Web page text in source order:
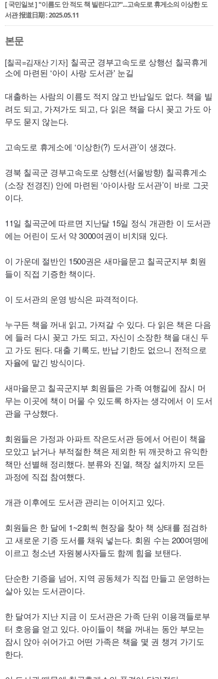
[ 국민일보 ] "이름도 안 적도 책 빌린다고?"...고속도로 휴게소의 이상한 도
서관报道日期 : 2025.05.11
본문
[칠곡=김재산 기자] 칠곡군 경부고속도로 상행선 칠곡휴게
소에 마련된 ‘아이 사랑 도서관’ 눈길
대출하는 사람의 이름도 적지 않고 반납일도 없다. 책을 빌
려도 되고, 가져가도 되고, 다 읽은 책을 다시 꽂고 가도 아
무도 묻지 않는다.
고속도로 휴게소에 ‘이상한(?) 도서관’이 생겼다.
경북 칠곡군 경부고속도로 상행선(서울방향) 칠곡휴게소
(소장 전경진) 안에 마련된 ‘아이사랑 도서관’이 바로 그곳
이다.
11일 칠곡군에 따르면 지난달 15일 정식 개관한 이 도서관
에는 어린이 도서 약 3000여권이 비치돼 있다.
이 가운데 절반인 1500권은 새마을문고 칠곡군지부 회원
들이 직접 기증한 책이다.
이 도서관의 운영 방식은 파격적이다.
누구든 책을 꺼내 읽고, 가져갈 수 있다. 다 읽은 책은 다음
에 들러 다시 꽂고 가도 되고, 자신이 소장한 책을 대신 두
고 가도 된다. 대출 기록도, 반납 기한도 없으니 전적으로
자율에 맡긴 방식이다.
새마을문고 칠곡군지부 회원들은 가족 여행길에 잠시 머
무는 이곳에 책이 머물 수 있도록 하자는 생각에서 이 도서
관을 구상했다.
회원들은 가정과 아파트 작은도서관 등에서 어린이 책을
모았고 낡거나 부적절한 책은 제외한 뒤 깨끗하고 유익한
책만 선별해 정리했다. 분류와 진열, 책장 설치까지 모든
과정에 직접 참여했다.
개관 이후에도 도서관 관리는 이어지고 있다.
회원들은 한 달에 1~2회씩 현장을 찾아 책 상태를 점검하
고 새로운 기증 도서를 채워 넣는다. 회원 수는 200여명에
이르고 청소년 자원봉사자들도 함께 힘을 보탠다.
단순한 기증을 넘어, 지역 공동체가 직접 만들고 운영하는
살아 있는 도서관이다.
한 달여가 지난 지금 이 도서관은 가족 단위 이용객들로부
터 호응을 얻고 있다. 아이들이 책을 꺼내는 동안 부모는
잠시 앉아 쉬어가고 어떤 가족은 책을 몇 권 챙겨 가기도
한다.